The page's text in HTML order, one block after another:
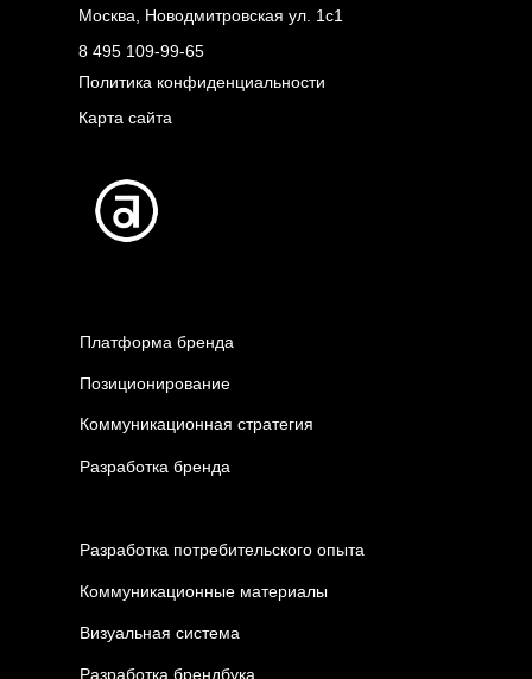
Москва, Новодмитровская ул. 1с1
8 495 109-99-65
Политика конфиденциальности
Карта сайта
Платформа бренда
Разработка потребительского опыта
Коммуникационная стратегия
Позиционирование
Коммуникационные материалы
Визуальная система
Разработка брендбука
Разработка бренда